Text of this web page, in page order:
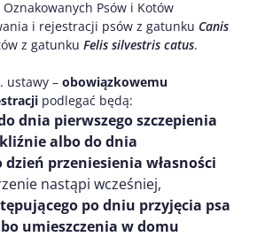
Psów i Kotów
i rejestracji psów z gatunku Canis
z gatunku Felis silvestris catus.
ustawy – obowiązkowemu
podlegać będą:
dnia pierwszego szczepienia
albo do dnia
dzień przeniesienia własności
nastąpi wcześniej,
po dniu przyjęcia psa
umieszczenia w domu